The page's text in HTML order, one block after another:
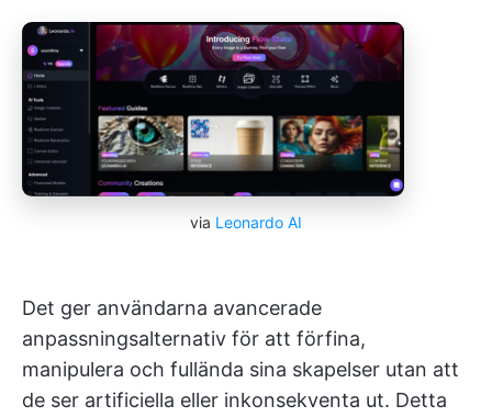
via Leonardo AI
Det ger användarna avancerade
anpassningsalternativ för att förfina,
manipulera och fullända sina skapelser utan att
de ser artificiella eller inkonsekventa ut. Detta